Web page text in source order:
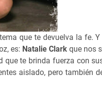
que te devuelva la fe.
es: Natalie Clarkque nos
te brinda fuerza con
aislado, pero también